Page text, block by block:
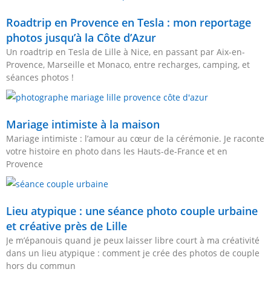
Roadtrip en Provence en Tesla : mon reportage
photos jusqu’à la Côte d’Azur
Un roadtrip en Tesla de Lille à Nice, en passant par Aix-en-
Provence, Marseille et Monaco, entre recharges, camping, et
séances photos !
Mariage intimiste à la maison
Mariage intimiste : l’amour au cœur de la cérémonie. Je raconte
votre histoire en photo dans les Hauts-de-France et en
Provence
Lieu atypique : une séance photo couple urbaine
et créative près de Lille
Je m’épanouis quand je peux laisser libre court à ma créativité
dans un lieu atypique : comment je crée des photos de couple
hors du commun